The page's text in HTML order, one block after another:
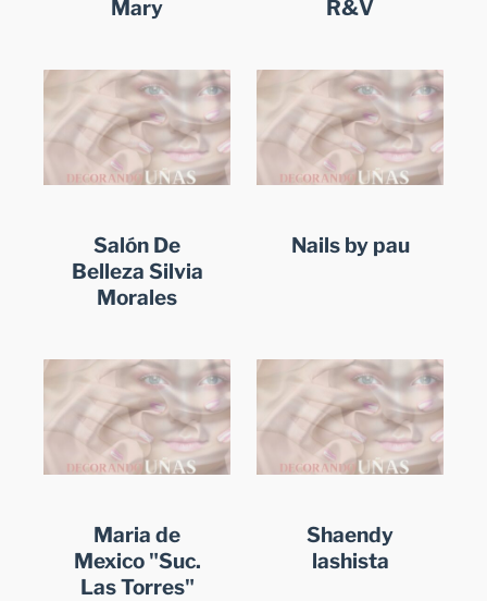
Mary R&V
Salón De
Belleza Silvia
Morales
Nails by pau
Maria de
Mexico "Suc.
Las Torres"
Shaendy
lashista